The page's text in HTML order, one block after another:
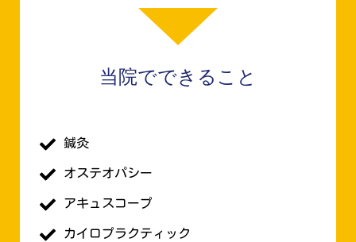
当院でできること
鍼灸
オステオパシー
アキュスコープ
カイロプラクティック